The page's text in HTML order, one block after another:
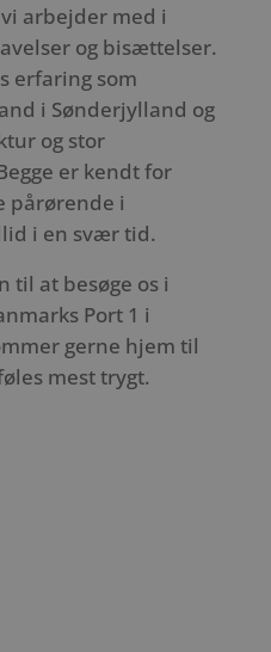
arbejder med i
og bisættelser.
erfaring som
i Sønderjylland og
og stor
er kendt for
pårørende i
i en svær tid.
til at besøge os i
Port 1 i
gerne hjem til
mest trygt.